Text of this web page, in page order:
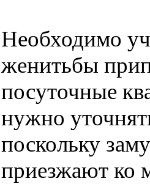
Необходимо
женитьбы
посуточные
нужно
поскольку
приезжают ко